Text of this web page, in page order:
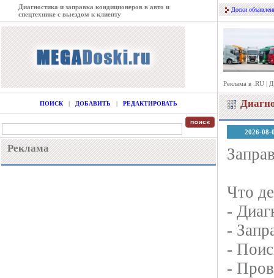
Диагностика и заправка кондиционеров в авто и
спецтехнике с выездом к клиенту
Доски
Реклама в .RU |
ПОИСК | ДОБАВИТЬ | РЕДАКТИРОВАТЬ
Реклама
2026-08-
Что
-
-
-
-